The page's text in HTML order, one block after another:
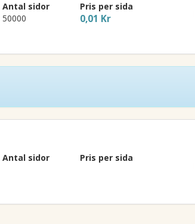
Antal sidor
50000
Pris per sida
0,01 Kr
Antal sidor Pris per sida